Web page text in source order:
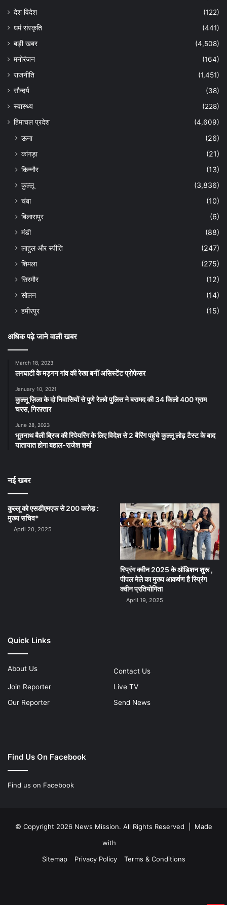
देश विदेश
(122)
धर्म संस्कृति
(441)
बड़ी खबर
(4,508)
मनोरंजन
(164)
राजनीति
(1,451)
सौन्दर्य
(38)
स्वास्थ्य
(228)
हिमाचल प्रदेश
(4,609)
ऊना
(26)
कांगड़ा
(21)
किन्नौर
(13)
कुल्लू
(3,836)
चंबा
(10)
बिलासपुर
(6)
मंडी
(88)
लाहुल और स्पीति
(247)
शिमला
(275)
सिरमौर
(12)
सोलन
(14)
हमीरपुर
(15)
अधिक पढ़े जाने वाली खबर
March 18, 2023
लगघाटी के मड़गन गांव की रेखा बनीं असिस्टेंट प्रोफेसर
January 10, 2021
कुल्लू ज़िला के दो निवासियों से पुणे रेलवे पुलिस ने बरामद की 34 किलो 400 ग्राम
चरस, गिरफ़्तार
June 28, 2023
भूतनाथ बैली ब्रिज की रिपेयरिंग के लिए विदेश से 2 बैरिंग पहुंचे कुल्लू लोढ़ टैस्ट के बाद
यातायात होगा बहाल-राजेश शर्मा
नई खबर
कुल्लू को एसडीएमएफ से 200 करोड़ :
मुख्य सचिव*
April 20, 2025
स्प्रिंग क्वीन 2025 के ऑडिशन शुरू ,
पीपल मेले का मुख्य आकर्षण है स्प्रिंग
क्वीन प्रतियोगिता
April 19, 2025
Quick Links
About Us
Contact Us
Join Reporter
Live TV
Our Reporter
Send News
Find Us On Facebook
Find us on Facebook
© Copyright 2026 News Mission. All Rights Reserved | Made
with
Sitemap
Privacy Policy Terms & Conditions